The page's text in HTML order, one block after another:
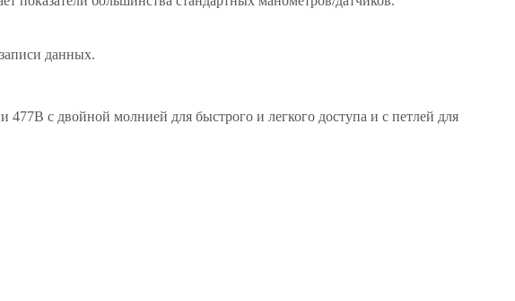
данных.
с двойной молнией для быстрого и легкого доступа и с петлей для